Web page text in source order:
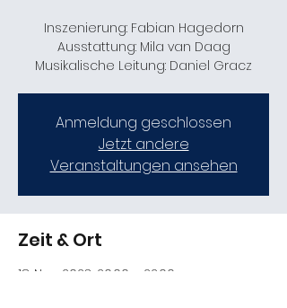
Inszenierung: Fabian Hagedorn
Ausstattung: Mila van Daag
Musikalische Leitung: Daniel Gracz
Anmeldung geschlossen
Jetzt andere
Veranstaltungen ansehen
Zeit & Ort
18. Nov. 2023, 20:00 – 22:00